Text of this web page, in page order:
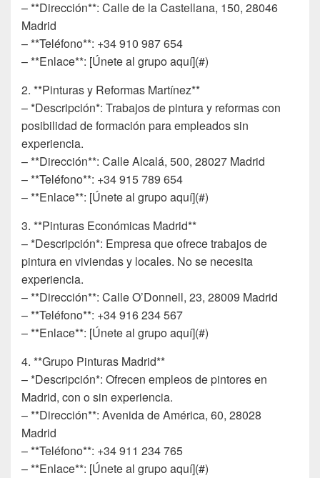
– **Dirección**: Calle de la Castellana, 150, 28046
Madrid
– **Teléfono**: +34 910 987 654
– **Enlace**: [Únete al grupo aquí](#)
2. **Pinturas y Reformas Martínez**
– *Descripción*: Trabajos de pintura y reformas con
posibilidad de formación para empleados sin
experiencia.
– **Dirección**: Calle Alcalá, 500, 28027 Madrid
– **Teléfono**: +34 915 789 654
– **Enlace**: [Únete al grupo aquí](#)
3. **Pinturas Económicas Madrid**
– *Descripción*: Empresa que ofrece trabajos de
pintura en viviendas y locales. No se necesita
experiencia.
– **Dirección**: Calle O’Donnell, 23, 28009 Madrid
– **Teléfono**: +34 916 234 567
– **Enlace**: [Únete al grupo aquí](#)
4. **Grupo Pinturas Madrid**
– *Descripción*: Ofrecen empleos de pintores en
Madrid, con o sin experiencia.
– **Dirección**: Avenida de América, 60, 28028
Madrid
– **Teléfono**: +34 911 234 765
– **Enlace**: [Únete al grupo aquí](#)